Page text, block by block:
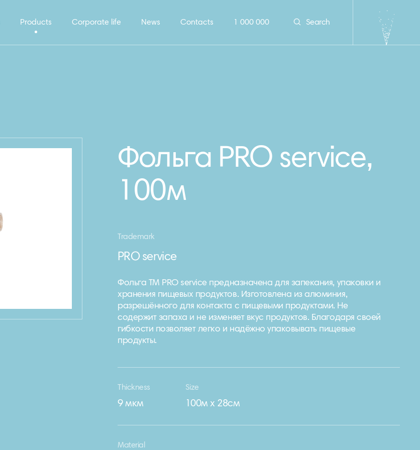
Products Corporate life News Contacts 1 000 000 Search
Фольга PRO service,
100м
Trademark
PRO service
Фольга ТМ PRO service предназначена для запекания, упаковки и
хранения пищевых продуктов. Изготовлена ​​из алюминия,
разрешённого для контакта с пищевыми продуктами. Не
содержит запаха и не изменяет вкус продуктов. Благодаря своей
гибкости позволяет легко и надёжно упаковывать пищевые
продукты.
Thickness
9 мкм
Size
100м х 28см
Material